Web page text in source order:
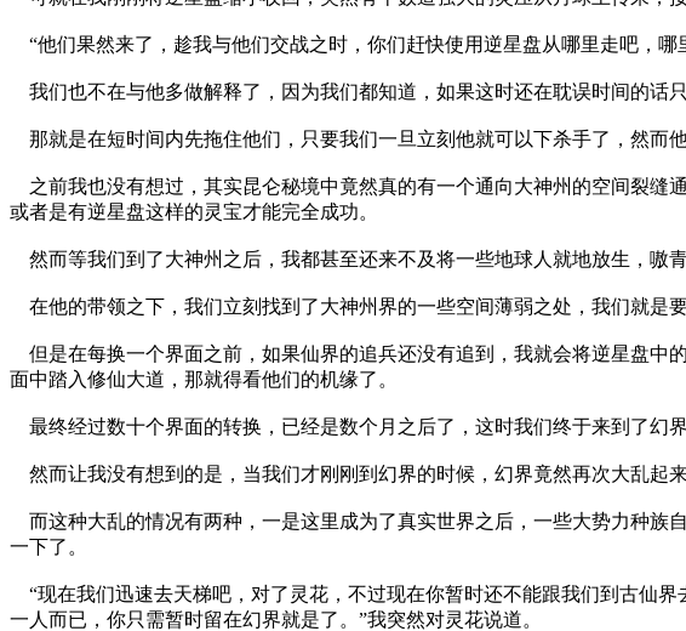
“他们果然来了，趁我与他们交战之时，你们赶快使用逆星盘从哪里走吧，
我们也不在与他多做解释了，因为我们都知道，如果这时还在耽误时间的话
那就是在短时间内先拖住他们，只要我们一旦立刻他就可以下杀手了，然而
之前我也没有想过，其实昆仑秘境中竟然真的有一个通向大神州的空间裂缝
或者是有逆星盘这样的灵宝才能完全成功。
然而等我们到了大神州之后，我都甚至还来不及将一些地球人就地放生，嗷
在他的带领之下，我们立刻找到了大神州界的一些空间薄弱之处，我们就是
但是在每换一个界面之前，如果仙界的追兵还没有追到，我就会将逆星盘中
面中踏入修仙大道，那就得看他们的机缘了。
最终经过数十个界面的转换，已经是数个月之后了，这时我们终于来到了幻界
然而让我没有想到的是，当我们才刚刚到幻界的时候，幻界竟然再次大乱起
而这种大乱的情况有两种，一是这里成为了真实世界之后，一些大势力种族
一下了。
“现在我们迅速去天梯吧，对了灵花，不过现在你暂时还不能跟我们到古仙
一人而已，你只需暂时留在幻界就是了。”我突然对灵花说道。